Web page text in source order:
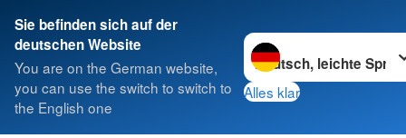
Sie befinden sich auf der
deutschen Website
You are on the German website,
you can use the switch to switch to
the English one
Sprache wechseln zu
Alles klar